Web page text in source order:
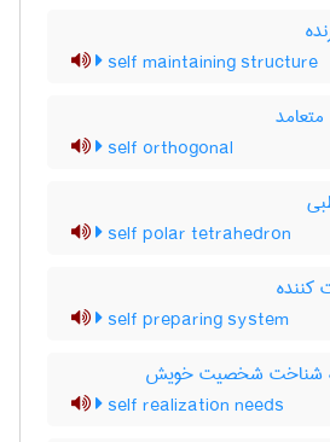
self maintaining structure
self orthogonal
self polar tetrahedron
self preparing system
به شناخت شخصیت خویش
self realization needs